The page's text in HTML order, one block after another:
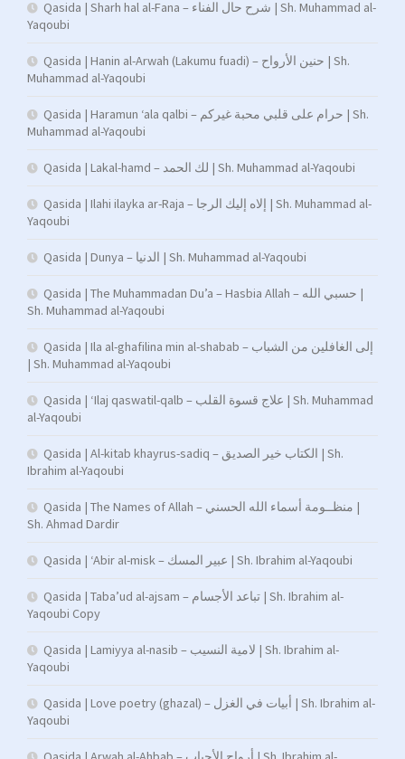
Qasida | Sharh hal al-Fana – شرح حال الفناء | Sh. Muhammad al-
Yaqoubi
Qasida | Hanin al-Arwah (Lakumu fuadi) – حنين الأرواح | Sh.
Muhammad al-Yaqoubi
Qasida | Haramun ‘ala qalbi – حرام على قلبي محبة غيركم | Sh.
Muhammad al-Yaqoubi
Qasida | Lakal-hamd – لك الحمد | Sh. Muhammad al-Yaqoubi
Qasida | Ilahi ilayka ar-Raja – إلاه إليك الرجا | Sh. Muhammad al-
Yaqoubi
Qasida | Dunya – الدنيا | Sh. Muhammad al-Yaqoubi
Qasida | The Muhammadan Du’a – Hasbia Allah – حسبي الله |
Sh. Muhammad al-Yaqoubi
Qasida | Ila al-ghafilina min al-shabab – إلى الغافلين من الشباب
| Sh. Muhammad al-Yaqoubi
Qasida | ‘Ilaj qaswatil-qalb – علاج قسوة القلب | Sh. Muhammad
al-Yaqoubi
Qasida | Al-kitab khayrus-sadiq – الكتاب خير الصديق | Sh.
Ibrahim al-Yaqoubi
Qasida | The Names of Allah – منظــومة أسماء الله الحسني |
Sh. Ahmad Dardir
Qasida | ‘Abir al-misk – عبير المسك | Sh. Ibrahim al-Yaqoubi
Qasida | Taba’ud al-ajsam – تباعد الأجسام | Sh. Ibrahim al-
Yaqoubi Copy
Qasida | Lamiyya al-nasib – لامية النسيب | Sh. Ibrahim al-
Yaqoubi
Qasida | Love poetry (ghazal) – أبيات في الغزل | Sh. Ibrahim al-
Yaqoubi